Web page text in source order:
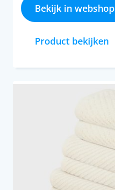
Bekijk in webshop
Product bekijken